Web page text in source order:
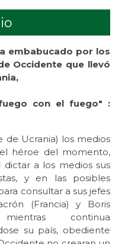
embabucado por los
Occidente que llevó
con el fuego" :
de Ucrania) los medios
héroe del momento,
a los medios sus
y en las posibles
consultar a sus jefes
(Francia) y Boris
continua
su país, obediente